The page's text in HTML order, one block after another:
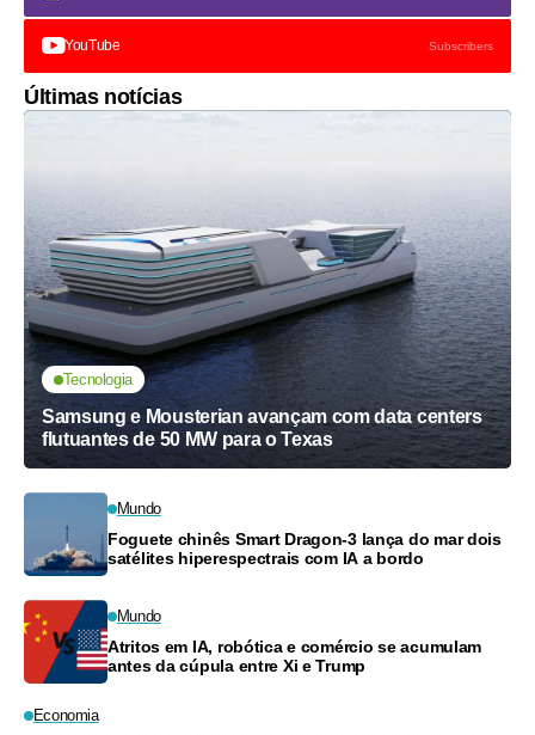
YouTube Subscribers
Últimas notícias
Tecnologia
Samsung e Mousterian avançam com data centers
flutuantes de 50 MW para o Texas
Mundo
Foguete chinês Smart Dragon-3 lança do mar dois
satélites hiperespectrais com IA a bordo
Mundo
Atritos em IA, robótica e comércio se acumulam
antes da cúpula entre Xi e Trump
Economia